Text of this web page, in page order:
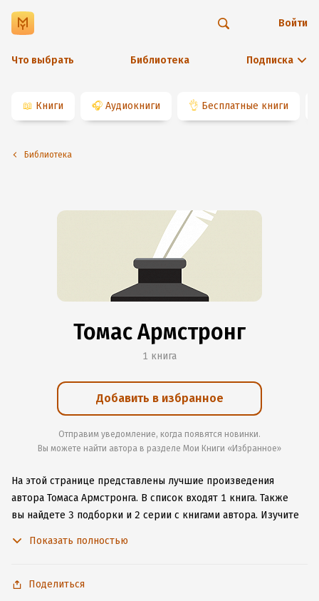
Что выбрать Библиотека Подписка
Войти
📖 Книги 🎧 Аудиокниги 👌 Бесплатные книги
Библиотека
Томас Армстронг
1 книга
Добавить в избранное
Отправим уведомление, когда появятся новинки.
Вы можете найти автора в разделе Мои Книги «Избранное»
На этой странице представлены лучшие произведения
автора Томаса Армстронга. В список входят 1 книга. Также
вы найдете 3 подборки и 2 серии с книгами автора. Изучите
чтобы не расставаться с любимыми произведениями даже
Показать полностью
Поделиться